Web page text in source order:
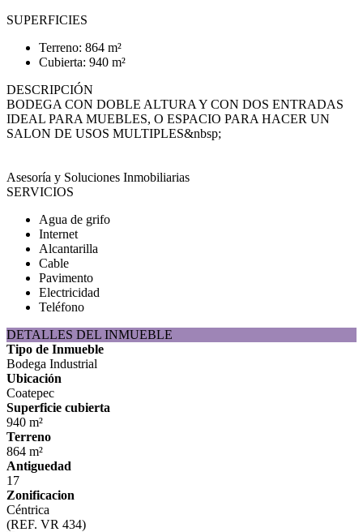
SUPERFICIES
Terreno: 864 m²
Cubierta: 940 m²
DESCRIPCIÓN
BODEGA CON DOBLE ALTURA Y CON DOS ENTRADAS
IDEAL PARA MUEBLES, O ESPACIO PARA HACER UN
SALON DE USOS MULTIPLES&nbsp;
Asesoría y Soluciones Inmobiliarias
SERVICIOS
Agua de grifo
Internet
Alcantarilla
Cable
Pavimento
Electricidad
Teléfono
DETALLES DEL INMUEBLE
Tipo de Inmueble
Bodega Industrial
Ubicación
Coatepec
Superficie cubierta
940 m²
Terreno
864 m²
Antiguedad
17
Zonificacion
Céntrica
(REF. VR 434)